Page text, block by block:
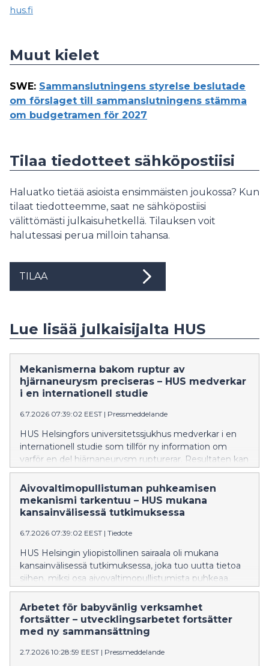
hus.fi
Muut kielet
SWE: Sammanslutningens styrelse beslutade
om förslaget till sammanslutningens stämma
om budgetramen för 2027
Tilaa tiedotteet sähköpostiisi
Haluatko tietää asioista ensimmäisten joukossa? Kun
tilaat tiedotteemme, saat ne sähköpostiisi
välittömästi julkaisuhetkellä. Tilauksen voit
halutessasi perua milloin tahansa.
TILAA
Lue lisää julkaisijalta HUS
Mekanismerna bakom ruptur av
hjärnaneurysm preciseras – HUS medverkar
i en internationell studie
6.7.2026 07:39:02 EEST | Pressmeddelande
HUS Helsingfors universitetssjukhus medverkar i en
internationell studie som tillför ny information om
varför en del hjärnaneurysm rupturerar. Resultaten kan
i framtiden bidra till att bättre än i nuläget identifiera
aneurysmen med störst rupturrisk och stödja
utvecklingen av nya läkemedelsbehandlingar. Studien
har publicerats i den ansedda tidskriften Nature
Aivovaltimopullistuman puhkeamisen
mekanismi tarkentuu – HUS mukana
kansainvälisessä tutkimuksessa
6.7.2026 07:39:02 EEST | Tiedote
HUS Helsingin yliopistollinen sairaala oli mukana
kansainvälisessä tutkimuksessa, joka tuo uutta tietoa
siihen, miksi osa aivovaltimopullistumista puhkeaa.
Tulokset voivat tulevaisuudessa auttaa tunnistamaan
nykyistä paremmin ne pullistumat, joiden
puhkeamisriski on suurin ja tukemaan uusien
lääkehoitojen kehittämistä. Tutkimus on julkaistu
Arbetet för babyvänlig verksamhet
fortsätter – utvecklingsarbetet fortsätter
med ny sammansättning
2.7.2026 10:28:59 EEST | Pressmeddelande